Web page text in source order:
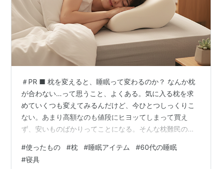
＃PR ■ 枕を変えると、睡眠って変わるのか？ なんか枕
が合わない…って思うこと、よくある。気に入る枕を求
めていくつも変えてみるんだけど、今ひとつしっくりこ
ない。あまり高額なのも値段にヒヨッてしまって買え
ず、安いものばかりってことになる。そんな枕難民の
そうじゃない？」と言って教えてくれたのが、
BlueBlood（ブルーブラッド） マットレスピロー “チャン
#使ったもの #枕 #睡眠アイテム #60代の睡眠
#寝具